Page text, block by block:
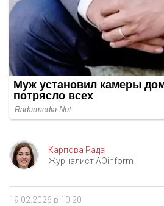
Карпова Рада
Журналист AOinform
19.02.2026 в 10:20